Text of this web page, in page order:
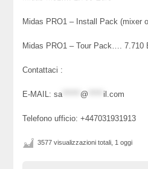
Midas PRO1 – Install Pack (mixer
Midas PRO1 – Tour Pack…. 7.710
Contattaci :
E-MAIL:sa @ il.com
Telefono ufficio: +447031931913
3577 visualizzazioni totali, 1 oggi